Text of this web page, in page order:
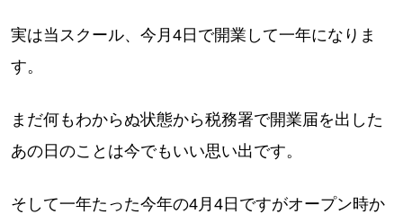
実は当スクール、今月4日で開業して一年になりま
す。
まだ何もわからぬ状態から税務署で開業届を出した
あの日のことは今でもいい思い出です。
そして一年たった今年の4月4日ですがオープン時か